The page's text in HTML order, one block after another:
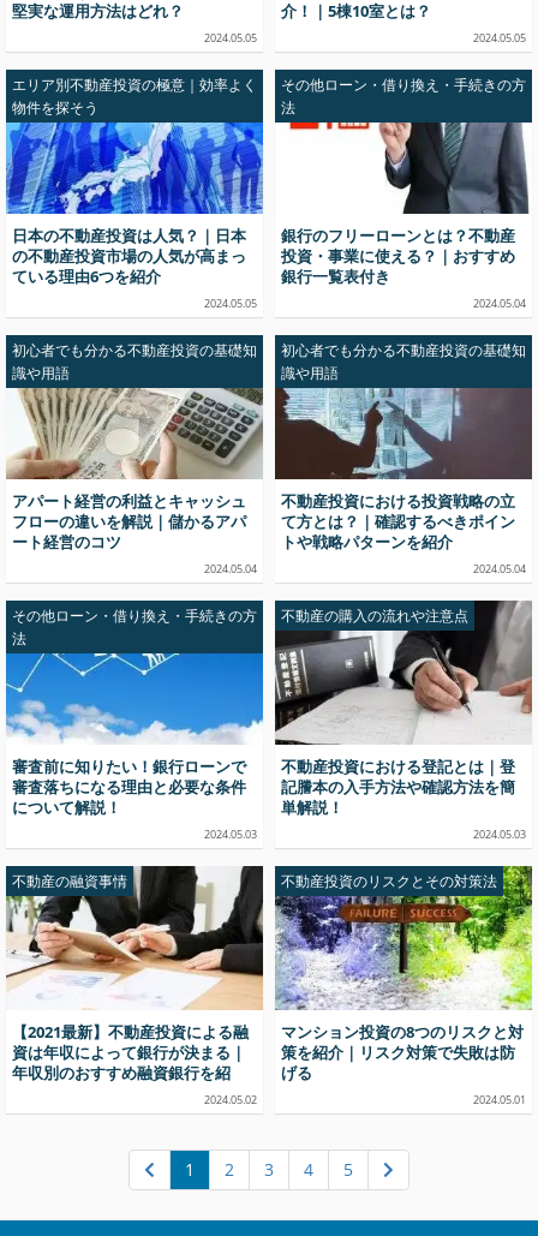
堅実な運用方法はどれ？
2024.05.05
介！｜5棟10室とは？
2024.05.05
エリア別不動産投資の極意｜効率よく
物件を探そう
日本の不動産投資は人気？｜日本
の不動産投資市場の人気が高まっ
ている理由6つを紹介
2024.05.05
その他ローン・借り換え・手続きの方
法
銀行のフリーローンとは？不動産
投資・事業に使える？｜おすすめ
銀行一覧表付き
2024.05.04
初心者でも分かる不動産投資の基礎知
識や用語
アパート経営の利益とキャッシュ
フローの違いを解説｜儲かるアパ
ート経営のコツ
2024.05.04
初心者でも分かる不動産投資の基礎知
識や用語
不動産投資における投資戦略の立
て方とは？｜確認するべきポイン
トや戦略パターンを紹介
2024.05.04
その他ローン・借り換え・手続きの方
法
審査前に知りたい！銀行ローンで
審査落ちになる理由と必要な条件
について解説！
2024.05.03
不動産の購入の流れや注意点
不動産投資における登記とは｜登
記謄本の入手方法や確認方法を簡
単解説！
2024.05.03
不動産の融資事情
【2021最新】不動産投資による融
資は年収によって銀行が決まる｜
年収別のおすすめ融資銀行を紹
2024.05.02
不動産投資のリスクとその対策法
マンション投資の8つのリスクと対
策を紹介｜リスク対策で失敗は防
げる
2024.05.01
1 2 3 4 5